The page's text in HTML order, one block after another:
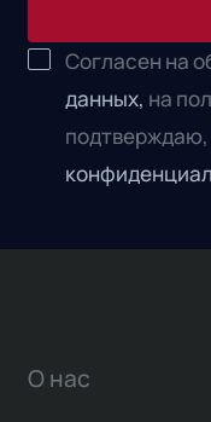
Согласен на
данных, на
подтверждаю,
О нас